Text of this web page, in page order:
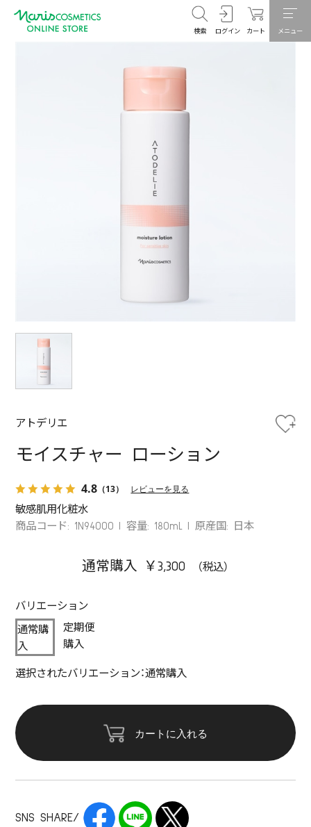
検索 ログイン カート メニュー
アトデリエ
モイスチャー ローション
4.8 （13） レビューを見る
敏感肌用化粧水
商品コード: 1N94000
容量: 180mL 原産国: 日本
通常購入 ￥3,300
バリエーション
通常購
入
定期便
購入
選択されたバリエーション：通常購入
カートに入れる
SNS SHARE/